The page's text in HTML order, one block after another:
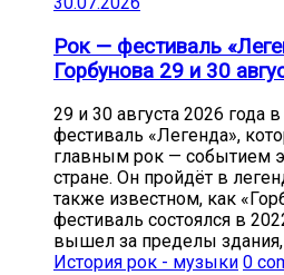
Рок — фестиваль
Горбунова 29 и 30
29 и 30 августа 2026 года
фестиваль «Легенда»,
главным рок — событием
стране. Он пройдёт в
также известном, как
фестиваль состоялся в
вышел за пределы здания,
История рок - музыки 0